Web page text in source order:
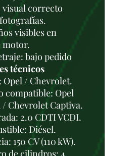
visual correcto
visibles en
motor.
bajo pedido
técnicos
Opel / Chevrolet.
compatible: Opel
Chevrolet Captiva.
2.0 CDTI VCDI.
Diésel.
150 CV (110 kW).
de cilindros: 4.